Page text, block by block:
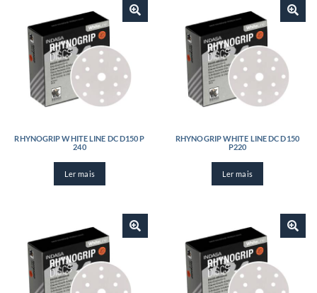
RHYNOGRIP WHITE LINE DC D150 P
240
Ler mais
RHYNOGRIP WHITE LINE DC D150
P220
Ler mais